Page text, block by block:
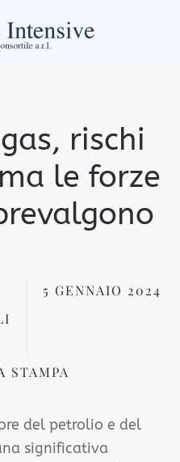
rischi
le forze
5 GENNAIO 2024
STAMPA
del petrolio e del
significativa